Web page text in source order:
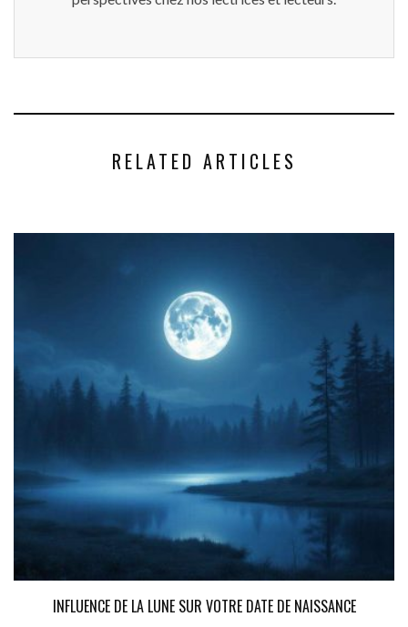
RELATED ARTICLES
INFLUENCE DE LA LUNE SUR VOTRE DATE DE NAISSANCE